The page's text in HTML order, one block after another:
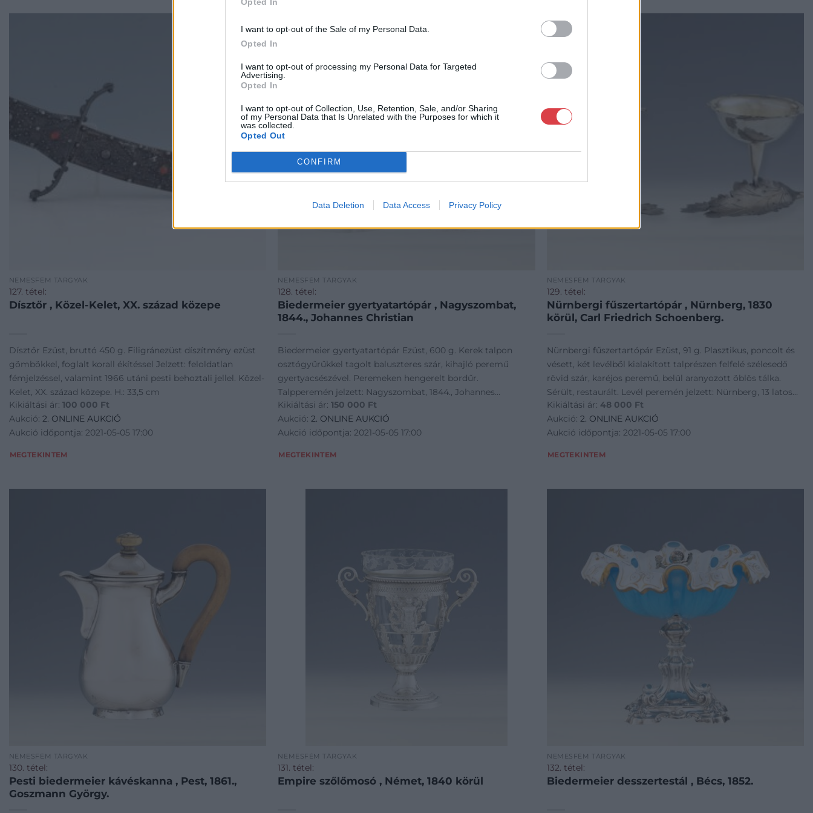
I want to opt-out of the Sale of my Personal Data.
Opted In
I want to opt-out of processing my Personal Data for Targeted
Advertising.
Opted In
I want to opt-out of Collection, Use, Retention, Sale, and/or Sharing
of my Personal Data that Is Unrelated with the Purposes for which it
was collected.
Opted Out
CONFIRM
Data Deletion Data Access Privacy Policy
NEMESFÉM TÁRGYAK
127. tétel:
Dísztőr , Közel-Kelet, XX. század közepe
Dísztőr Ezüst, bruttó 450 g. Filigránezüst díszítmény ezüst
gömbökkel, foglalt korall ékítéssel Jelzett: feloldatlan
fémjelzéssel, valamint 1966 utáni pesti behoztali jellel. Közel-
Kelet, XX. század közepe. H.: 33,5 cm
Kikiáltási ár: 100 000 Ft
Aukció: 2. ONLINE AUKCIÓ
Aukció időpontja: 2021-05-05 17:00
MEGTEKINTEM
NEMESFÉM TÁRGYAK
128. tétel:
Biedermeier gyertyatartópár , Nagyszombat,
1844., Johannes Christian
Biedermeier gyertyatartópár Ezüst, 600 g. Kerek talpon
osztógyűrűkkel tagolt baluszteres szár, kihajló peremű
gyertyacsészével. Peremeken hengerelt bordűr.
Talpperemén jelzett: Nagyszombat, 1844., Johannes
Christian. Kőszeghy: 1788, 1520. (Érdekesség, hog
Kikiáltási ár:150 000 Ft
Aukció:2. ONLINE AUKCIÓ
Aukció időpontja: 2021-05-05 17:00
MEGTEKINTEM
NEMESFÉM TÁRGYAK
129. tétel:
Nürnbergi fűszertartópár , Nürnberg, 1830
körül, Carl Friedrich Schoenberg.
Nürnbergi fűszertartópár Ezüst, 91 g. Plasztikus, poncolt és
vésett, két levélből kialakított talprészen felfelé szélesedő
rövid szár, karéjos peremű, belül aranyozott öblös tálka.
Sérült, restaurált. Levél peremén jelzett: Nürnberg, 13 latos
fémfinomság
Kikiáltási ár: 48 000 Ft
Aukció:2. ONLINE AUKCIÓ
Aukció időpontja: 2021-05-05 17:00
MEGTEKINTEM
NEMESFÉM TÁRGYAK
130. tétel:
Pesti biedermeier kávéskanna , Pest, 1861.,
Goszmann György.
NEMESFÉM TÁRGYAK
131. tétel:
Empire szőlőmosó , Német, 1840 körül
NEMESFÉM TÁRGYAK
132. tétel:
Biedermeier desszertestál , Bécs, 1852.